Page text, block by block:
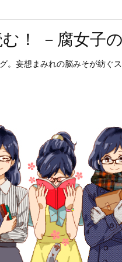
！ －腐女子
。妄想まみれの脳みそが紡ぐ